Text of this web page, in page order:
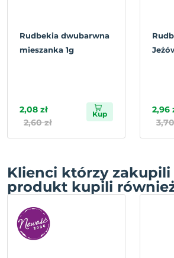
Rudbekia dwubarwna
mieszanka 1g
2,08 zł
2,60 zł
Kup
2,96
Klienci którzy zakupili
produkt kupili